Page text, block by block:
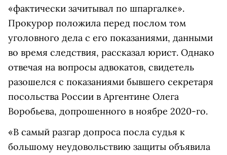
«фактически зачитывал по шпаргалке».
Прокурор положила перед послом том
уголовного дела с его показаниями, данными
во время следствия, рассказал юрист. Однако
отвечая на вопросы адвокатов, свидетель
разошелся с показаниями бывшего секретаря
посольства России в Аргентине Олега
Воробьева, допрошенного в ноябре 2020-го.
«В самый разгар допроса посла судья к
большому неудовольствию защиты объявила